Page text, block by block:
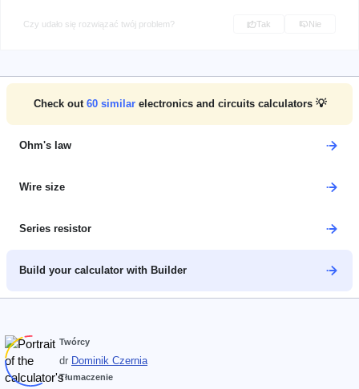
Czy udało się rozwiązać twój problem? Tak Nie
Check out 60similar electronics and circuits calculators 💡
Ohm's law
Wire size
Series resistor
Build your calculator with Builder
Twórcy
dr Dominik Czernia
Tłumaczenie